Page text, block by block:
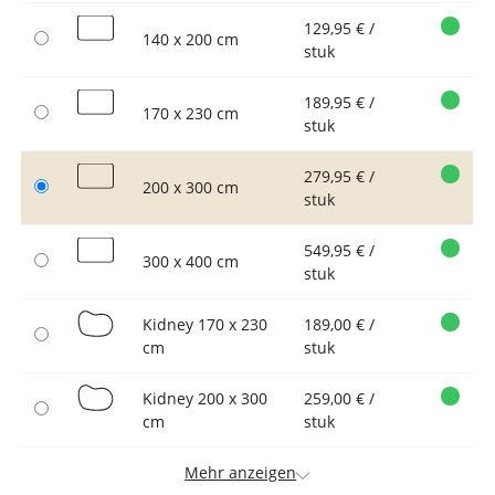
140 x 200 cm
129,95 € /
stuk
170 x 230 cm
189,95 € /
stuk
200 x 300 cm
279,95 € /
stuk
300 x 400 cm
549,95 € /
stuk
Kidney 170 x 230
cm
189,00 € /
stuk
Kidney 200 x 300
cm
259,00 € /
stuk
Mehr anzeigen